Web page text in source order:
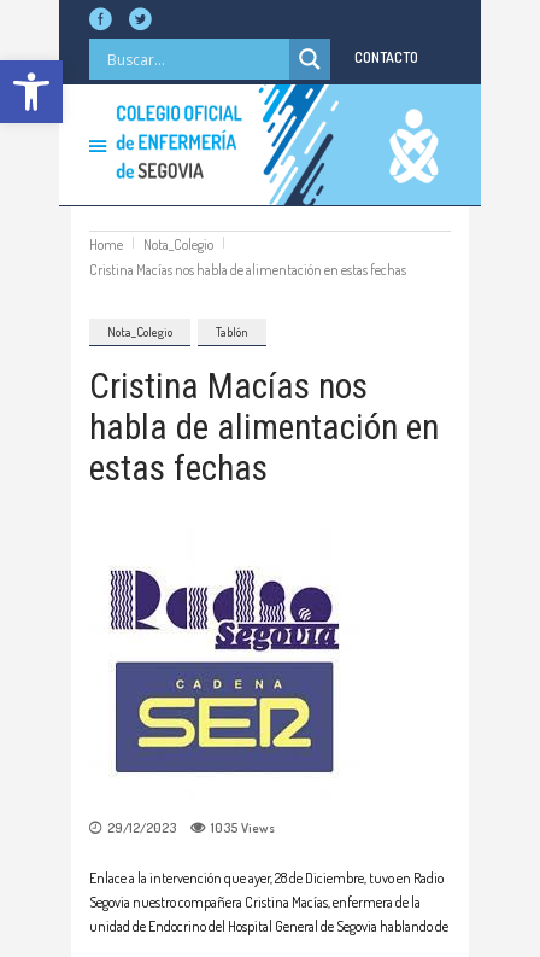
Abrir barra de herramientas CONTACTO
Home
Nota_Colegio
Cristina Macías nos habla de alimentación en estas fechas
Nota_Colegio Tablón
Cristina Macías nos
habla de alimentación en
estas fechas
29/12/2023 1035 Views
Enlace a la intervención que ayer, 28 de Diciembre, tuvo en Radio
Segovia nuestro compañera Cristina Macías, enfermera de la
unidad de Endocrino del Hospital General de Segovia hablando de